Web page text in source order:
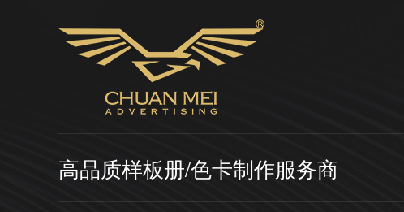
高品质样板册/色卡制作服务商